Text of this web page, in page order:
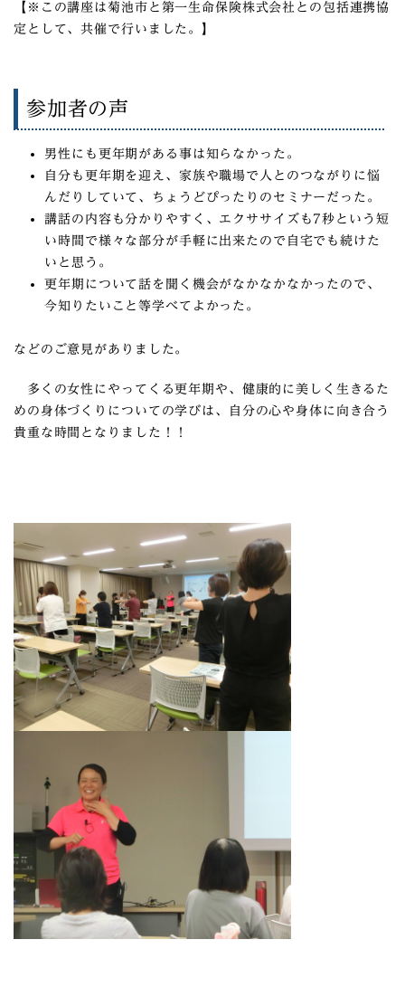
【※この講座は菊池市と第一生命保険株式会社との包括連携協
定として、共催で行いました。】
参加者の声
男性にも更年期がある事は知らなかった。
自分も更年期を迎え、家族や職場で人とのつながりに悩
んだりしていて、ちょうどぴったりのセミナーだった。
講話の内容も分かりやすく、エクササイズも7秒という短
い時間で様々な部分が手軽に出来たので自宅でも続けた
いと思う。
更年期について話を聞く機会がなかなかなかったので、
今知りたいこと等学べてよかった。
などのご意見がありました。
多くの女性にやってくる更年期や、健康的に美しく生きるた
めの身体づくりについての学びは、自分の心や身体に向き合う
貴重な時間となりました！！